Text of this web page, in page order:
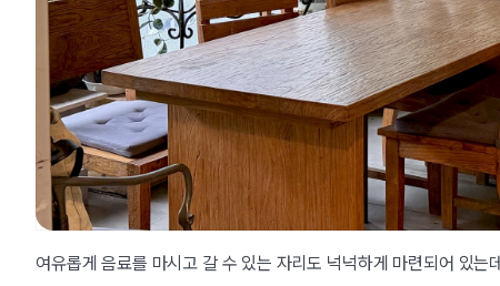
여유롭게 음료를 마시고 갈 수 있는 자리도 넉넉하게 마련되어 있는데